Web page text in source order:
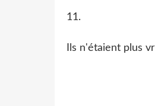
11.
Ils n'étaient plus